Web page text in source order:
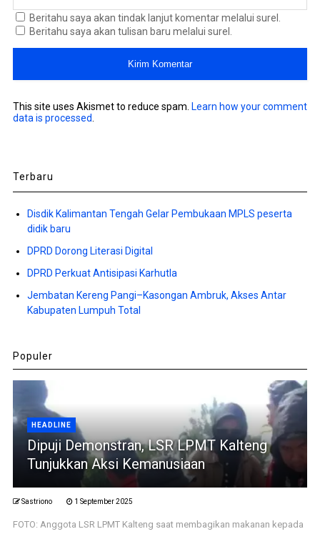
Beritahu saya akan tindak lanjut komentar melalui surel.
Beritahu saya akan tulisan baru melalui surel.
This site uses Akismet to reduce spam. Learn how your comment
data is processed.
Terbaru
Disdik Kalimantan Tengah Gelar Pembukaan MPLS peserta
didik baru
DPRD Dorong Literasi Digital
DPRD Perkuat Antisipasi Karhutla
Jembatan Kereng Pangi–Kasongan Ambruk, Akses Antar
Kabupaten Lumpuh Total
Populer
HEADLINE
Dipuji Demonstran, LSR LPMT Kalteng
Tunjukkan Aksi Kemanusiaan
Sastriono 1 September 2025
FOTO: Anggota LSR LPMT Kalteng saat membagikan makanan kepada